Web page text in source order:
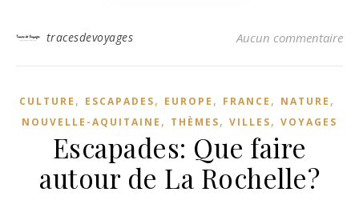
tracesdevoyages Aucun commentaire
CULTURE , ESCAPADES, EUROPE , FRANCE , NATURE ,
NOUVELLE-AQUITAINE , THÈMES, VILLES, VOYAGES
Escapades: Que faire
autour de La Rochelle?